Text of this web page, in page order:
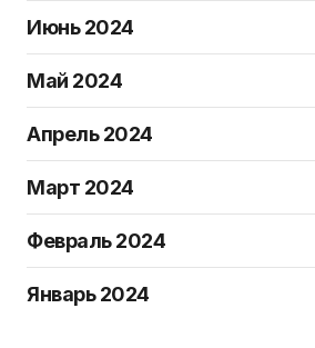
Июнь 2024
Май 2024
Апрель 2024
Март 2024
Февраль 2024
Январь 2024